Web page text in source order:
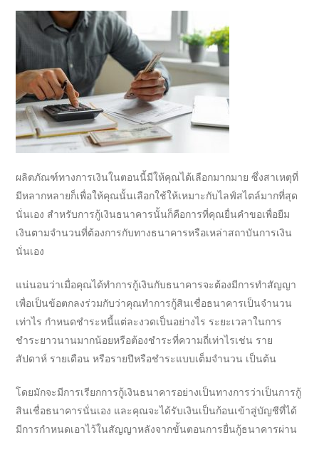
ผลิตภัณฑ์ทางการเงินในตอนนี้มีให้คุณได้เลือกมากมาย ซึ่งสาเหตุที่
มีหลากหลายก็เพื่อให้คุณนั้นเลือกใช้ให้เหมาะกับไลฟ์สไตล์มากที่สุด
นั่นเอง สำหรับการกู้เงินธนาคารนั้นก็คือการที่คุณยื่นคำขอเพื่อยืม
เงินตามจำนวนที่ต้องการกับทางธนาคารหรือเหล่าสถาบันการเงิน
นั่นเอง
แน่นอนว่าเมื่อคุณได้ทำการกู้เงินกับธนาคารจะต้องมีการทำสัญญา
เพื่อเป็นข้อตกลงร่วมกับว่าคุณทำการกู้สินเชื่อธนาคารเป็นจำนวน
เท่าไร กำหนดชำระหนี้แต่ละงวดเป็นอย่างไร ระยะเวลาในการ
ชำระยาวนานมากน้อยหรือต้องชำระที่ความถี่เท่าไรเช่น ราย
สัปดาห์ รายเดือน หรือรายปีหรือชำระแบบเต็มจำนวน เป็นต้น
โดยมักจะมีการเรียกการกู้เงินธนาคารอย่างเป็นทางการว่าเป็นการกู้
สินเชื่อธนาคารนั่นเอง และคุณจะได้รับเงินเป็นก้อนเข้าสู่บัญชีที่ได้
มีการกำหนดเอาไว้ในสัญญาหลังจากขั้นตอนการยื่นกู้ธนาคารผ่าน